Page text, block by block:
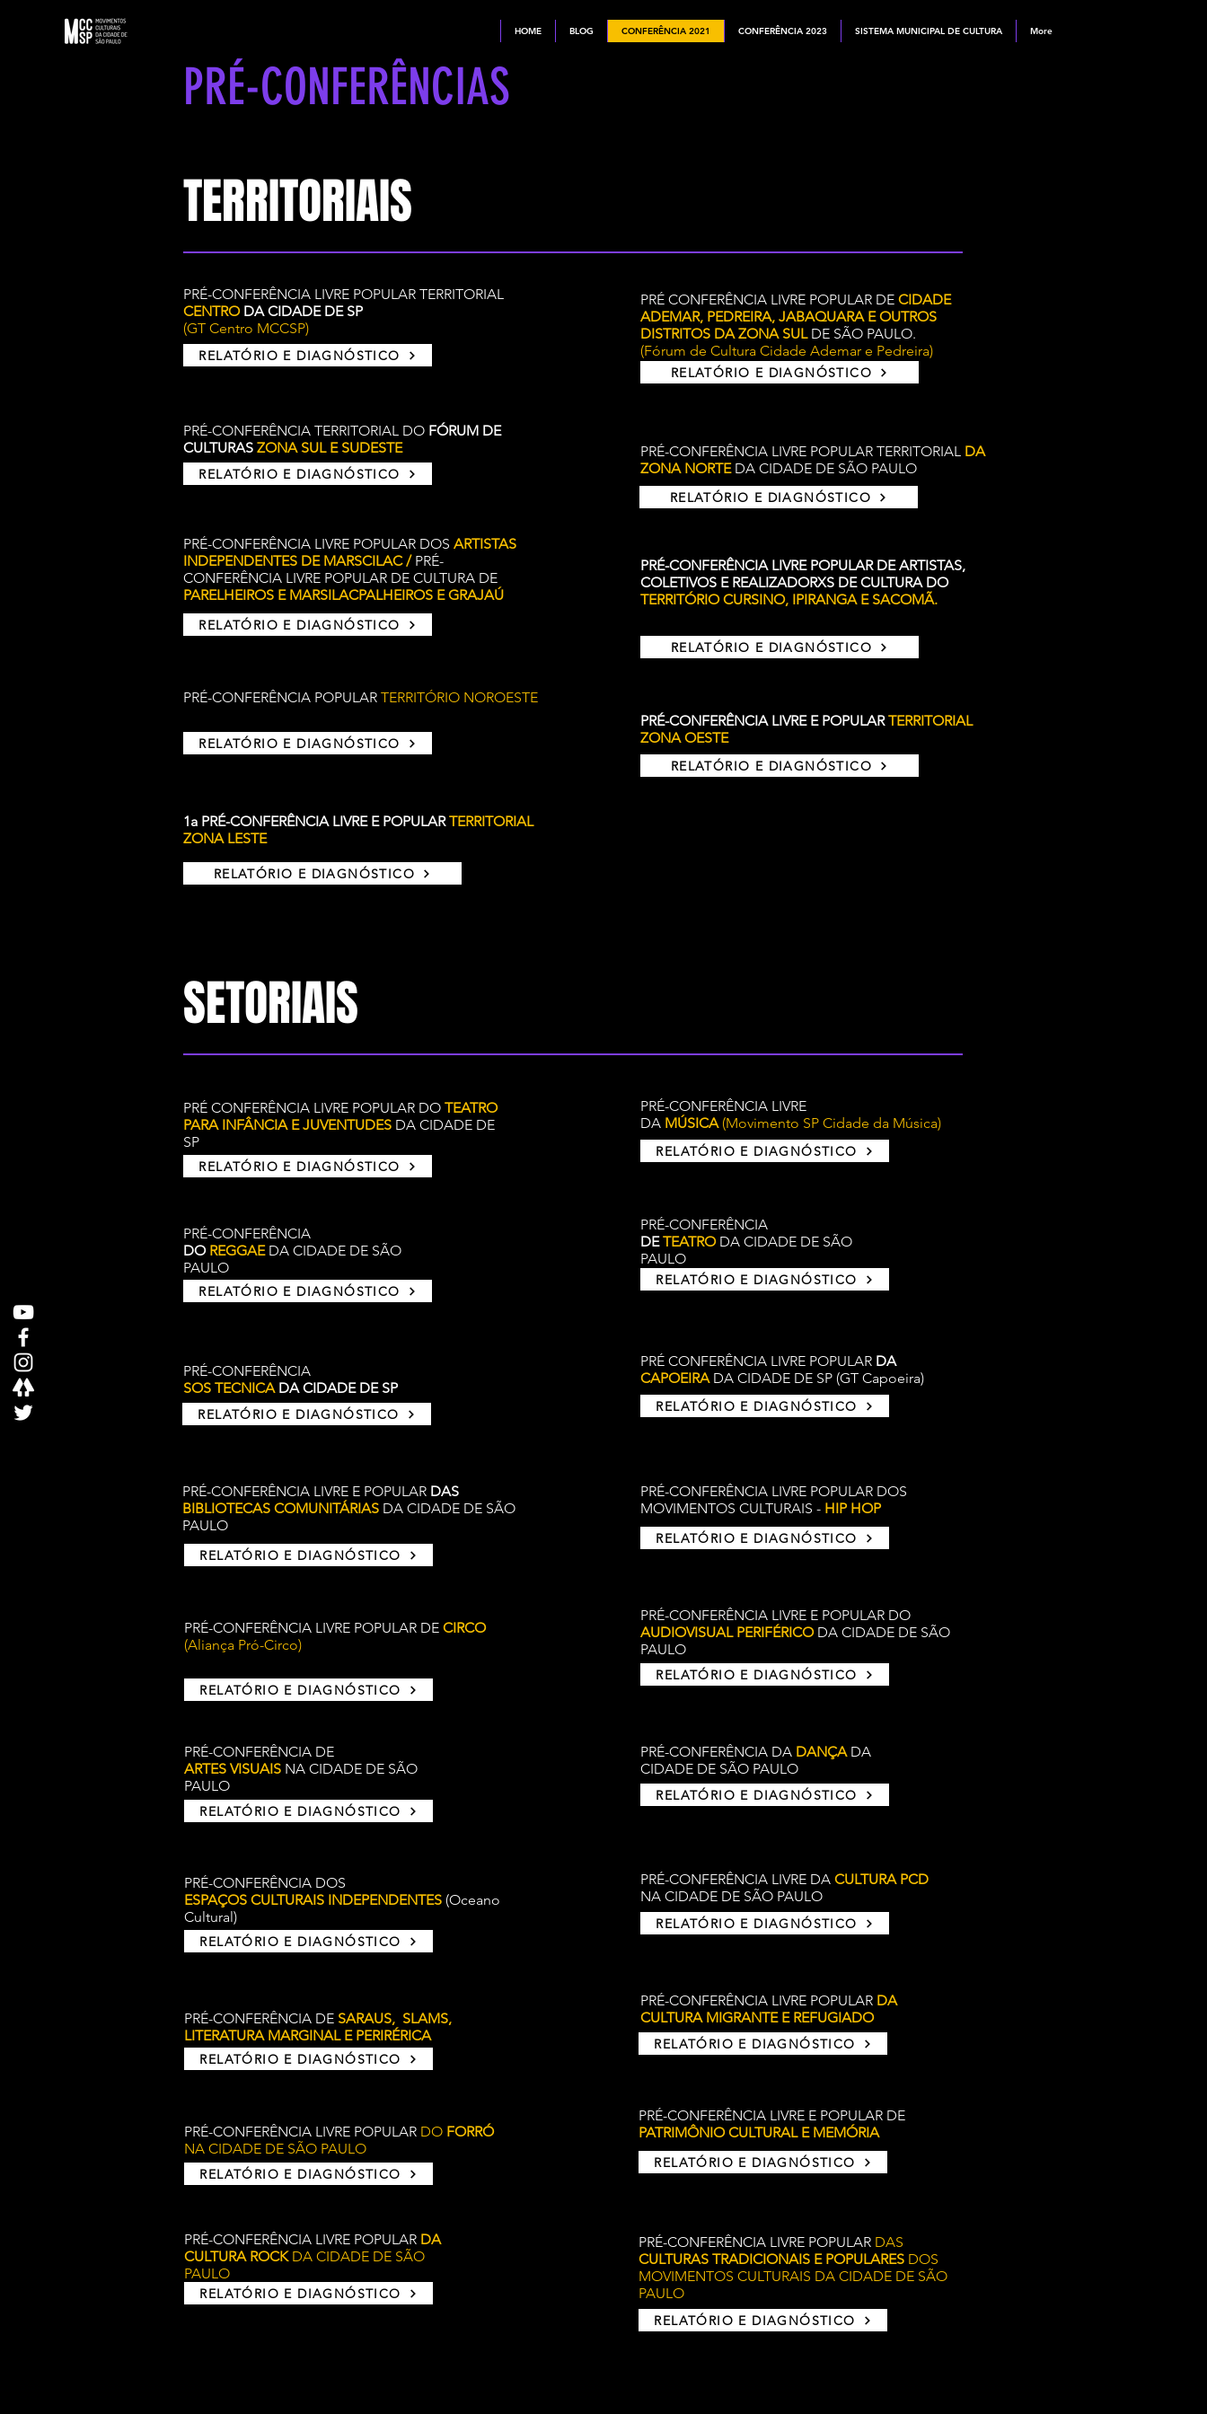
HOME BLOG CONFERÊNCIA 2021 CONFERÊNCIA 2023 SISTEMA MUNICIPAL DE CULTURA More
PRÉ-CONFERÊNCIAS
TERRITORIAIS
PRÉ-CONFERÊNCIA LIVRE POPULAR TERRITORIAL
CENTRODA CIDADE DE SP
(GT Centro MCCSP)
RELATÓRIO E DIAGNÓSTICO
PRÉ-CONFERÊNCIA TERRITORIAL DO FÓRUM DE
CULTURAS ZONA SUL E SUDESTE
RELATÓRIO E DIAGNÓSTICO
PRÉ-CONFERÊNCIA LIVRE POPULAR DOS ARTISTAS
INDEPENDENTES DE MARSCILAC / PRÉ-
CONFERÊNCIA LIVRE POPULAR DE CULTURA DE
PARELHEIROS E MARSILACPALHEIROS E GRAJAÚ
RELATÓRIO E DIAGNÓSTICO
PRÉ CONFERÊNCIA LIVRE POPULAR DE CIDADE
ADEMAR, PEDREIRA, JABAQUARA E OUTROS
DISTRITOS DA ZONA SULDE SÃO PAULO.
(Fórum de Cultura Cidade Ademar e Pedreira)
RELATÓRIO E DIAGNÓSTICO
PRÉ-CONFERÊNCIA LIVRE POPULAR TERRITORIAL DA
ZONA NORTEDA CIDADE DE SÃO PAULO
RELATÓRIO E DIAGNÓSTICO
PRÉ-CONFERÊNCIA LIVRE POPULAR DE ARTISTAS,
COLETIVOS E REALIZADORXS DE CULTURA DO
TERRITÓRIO CURSINO, IPIRANGA E SACOMÃ.
RELATÓRIO E DIAGNÓSTICO
PRÉ-CONFERÊNCIA POPULAR TERRITÓRIO NOROESTE
RELATÓRIO E DIAGNÓSTICO
PRÉ-CONFERÊNCIA LIVRE E POPULARTERRITORIAL
ZONA OESTE
RELATÓRIO E DIAGNÓSTICO
1a PRÉ-CONFERÊNCIA LIVRE E POPULARTERRITORIAL
ZONA LESTE
RELATÓRIO E DIAGNÓSTICO
SETORIAIS
PRÉ CONFERÊNCIA LIVRE POPULAR DO TEATRO
PARA INFÂNCIA E JUVENTUDES DA CIDADE DE
SP
PRÉ-CONFERÊNCIA LIVRE
DA MÚSICA(Movimento SP Cidade da Música)
RELATÓRIO E DIAGNÓSTICO
RELATÓRIO E DIAGNÓSTICO
PRÉ-CONFERÊNCIA
DO REGGAEDA CIDADE DE SÃO
PAULO
RELATÓRIO E DIAGNÓSTICO
PRÉ-CONFERÊNCIA
DETEATRODA CIDADE DE SÃO
PAULO
RELATÓRIO E DIAGNÓSTICO
PRÉ-CONFERÊNCIA
SOS TECNICADA CIDADE DE SP
RELATÓRIO E DIAGNÓSTICO
PRÉ-CONFERÊNCIA LIVRE E POPULAR DAS
BIBLIOTECAS COMUNITÁRIAS DA CIDADE DE SÃO
PAULO
PRÉ-CONFERÊNCIA LIVRE POPULAR DE CIRCO
(Aliança Pró-Circo)
RELATÓRIO E DIAGNÓSTICO
RELATÓRIO E DIAGNÓSTICO
PRÉ-CONFERÊNCIA DE
ARTES VISUAIS NA CIDADE DE SÃO
PAULO
RELATÓRIO E DIAGNÓSTICO
PRÉ-CONFERÊNCIA DOS
ESPAÇOS CULTURAIS INDEPENDENTES (Oceano
Cultural)
RELATÓRIO E DIAGNÓSTICO
PRÉ-CONFERÊNCIA DE SARAUS, SLAMS,
LITERATURA MARGINAL E PERIRÉRICA
PRÉ-CONFERÊNCIA LIVRE POPULAR DO FORRÓ
NA CIDADE DE SÃO PAULO
RELATÓRIO E DIAGNÓSTICO
RELATÓRIO E DIAGNÓSTICO
PRÉ-CONFERÊNCIA LIVRE POPULAR DA
CULTURA ROCK DA CIDADE DE SÃO
PAULO
RELATÓRIO E DIAGNÓSTICO
PRÉ CONFERÊNCIA LIVRE POPULAR DA
CAPOEIRADA CIDADE DE SP (GT Capoeira)
RELATÓRIO E DIAGNÓSTICO
PRÉ-CONFERÊNCIA LIVRE POPULAR DOS
MOVIMENTOS CULTURAIS - HIP HOP
RELATÓRIO E DIAGNÓSTICO
PRÉ-CONFERÊNCIA LIVRE E POPULAR DO
AUDIOVISUAL PERIFÉRICODA CIDADE DE SÃO
PAULO
RELATÓRIO E DIAGNÓSTICO
PRÉ-CONFERÊNCIA DA DANÇADA
CIDADE DE SÃO PAULO
RELATÓRIO E DIAGNÓSTICO
PRÉ-CONFERÊNCIA LIVRE DA CULTURA PCD
NA CIDADE DE SÃO PAULO
RELATÓRIO E DIAGNÓSTICO
PRÉ-CONFERÊNCIA LIVRE POPULAR DA
CULTURA MIGRANTE E REFUGIADO
RELATÓRIO E DIAGNÓSTICO
PRÉ-CONFERÊNCIA LIVRE E POPULAR DE
PATRIMÔNIO CULTURAL E MEMÓRIA
RELATÓRIO E DIAGNÓSTICO
PRÉ-CONFERÊNCIA LIVRE POPULAR DAS
CULTURAS TRADICIONAIS E POPULARES DOS
MOVIMENTOS CULTURAIS DA CIDADE DE SÃO
PAULO
RELATÓRIO E DIAGNÓSTICO